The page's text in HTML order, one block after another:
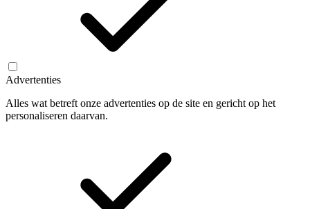
Advertenties
Alles wat betreft onze advertenties op de site en gericht op het
personaliseren daarvan.